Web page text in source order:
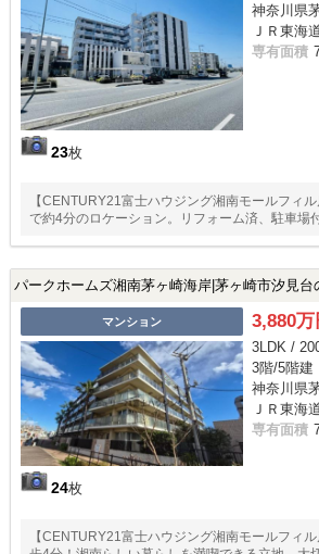
23枚
神奈川県
ＪＲ東海
専有面積
【CENTURY21富士ハウジング湘南モールフィ
で約4分のロケーション。リフォーム済、駐車場
パークホームズ湘南茅ヶ崎海岸|茅ヶ崎市汐見台
マンション
24枚
3,880万
3LDK /
3階/5階建
神奈川県
ＪＲ東海
専有面積
【CENTURY21富士ハウジング湘南モールフィ